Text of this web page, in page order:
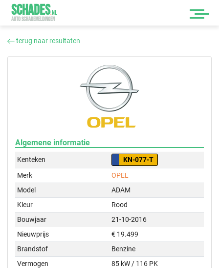
SCHADES.NL
AUTO SCHADEMELDINGEN
terug naar resultaten
Algemene informatie
Kenteken
KN-077-T
Merk
OPEL
Model
ADAM
Kleur
Rood
Bouwjaar
21-10-2016
Nieuwprijs
€ 19.499
Brandstof
Benzine
Vermogen
85 kW / 116 PK